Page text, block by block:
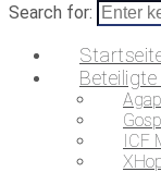
Search for:
ICF